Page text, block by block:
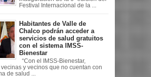
Festival Internacional de la ...
Habitantes de Valle de
Chalco podrán acceder a
servicios de salud gratuitos
con el sistema IMSS-
Bienestar
“Con el IMSS-Bienestar,
y vecinos que no cuentan con
de salud ...